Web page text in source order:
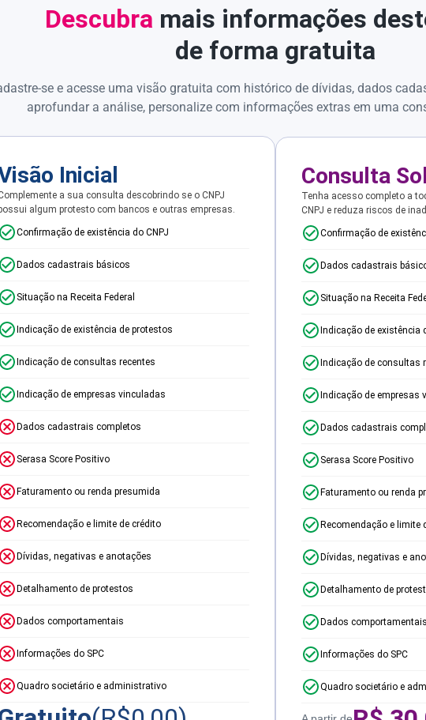
Descubra mais informações
de forma gratuita
se e acesse uma visão gratuita com histórico de dívidas, dados
aprofundar a análise, personalize com informações extras em uma
Inicial
a sua consulta descobrindo se o CNPJ
algum protesto com bancos e outras empresas.
Confirmação de existência do CNPJ
Dados cadastrais básicos
Situação na Receita Federal
Indicação de existência de protestos
Indicação de consultas recentes
Indicação de empresas vinculadas
Dados cadastrais completos
Serasa Score Positivo
Faturamento ou renda presumida
Recomendação e limite de crédito
Dívidas, negativas e anotações
Detalhamento de protestos
Dados comportamentais
Informações do SPC
Quadro societário e administrativo
Consulta
Tenha acesso completo a
CNPJ e reduza riscos de
Confirmação de
Dados cadastrais
Situação na Receita
Indicação de existência
Indicação de consultas
Indicação de empresas
Dados cadastrais
Serasa Score Positivo
Faturamento ou renda
Recomendação e limite
Dívidas, negativas e
Detalhamento de
Dados comportamentais
Informações do SPC
Quadro societário e